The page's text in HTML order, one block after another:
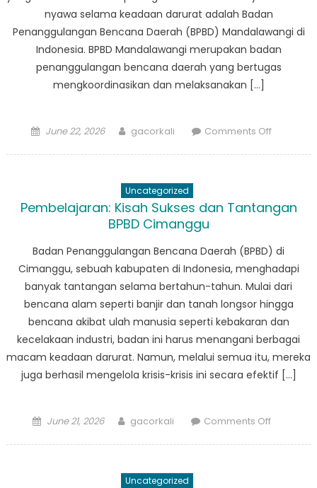
nyawa selama keadaan darurat adalah Badan
Penanggulangan Bencana Daerah (BPBD) Mandalawangi di
Indonesia. BPBD Mandalawangi merupakan badan
penanggulangan bencana daerah yang bertugas
mengkoordinasikan dan melaksanakan […]
Posted
June 22, 2026 Author
gacorkali Comments Offon
Nyawa
di
Saat
Krisis
Uncategorized
Pembelajaran: Kisah Sukses dan Tantangan
BPBD Cimanggu
Badan Penanggulangan Bencana Daerah (BPBD) di
Cimanggu, sebuah kabupaten di Indonesia, menghadapi
banyak tantangan selama bertahun-tahun. Mulai dari
bencana alam seperti banjir dan tanah longsor hingga
bencana akibat ulah manusia seperti kebakaran dan
kecelakaan industri, badan ini harus menangani berbagai
macam keadaan darurat. Namun, melalui semua itu, mereka
juga berhasil mengelola krisis-krisis ini secara efektif […]
Posted
June 21, 2026 Author
gacorkali Comments Offon
Uncategorized